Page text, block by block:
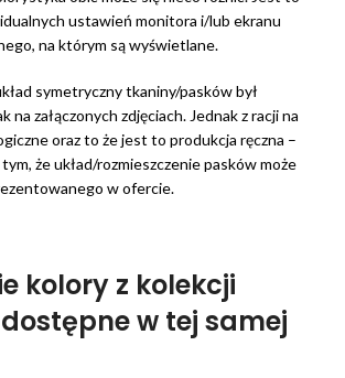
ustawień monitora i/lub ekranu
na którym są wyświetlane.
symetryczny tkaniny/pasków był
na załączonych zdjęciach. Jednak z racji na
oraz to że jest to produkcja ręczna –
że układ/rozmieszczenie pasków może
w ofercie.
kolory z kolekcji
w tej samej